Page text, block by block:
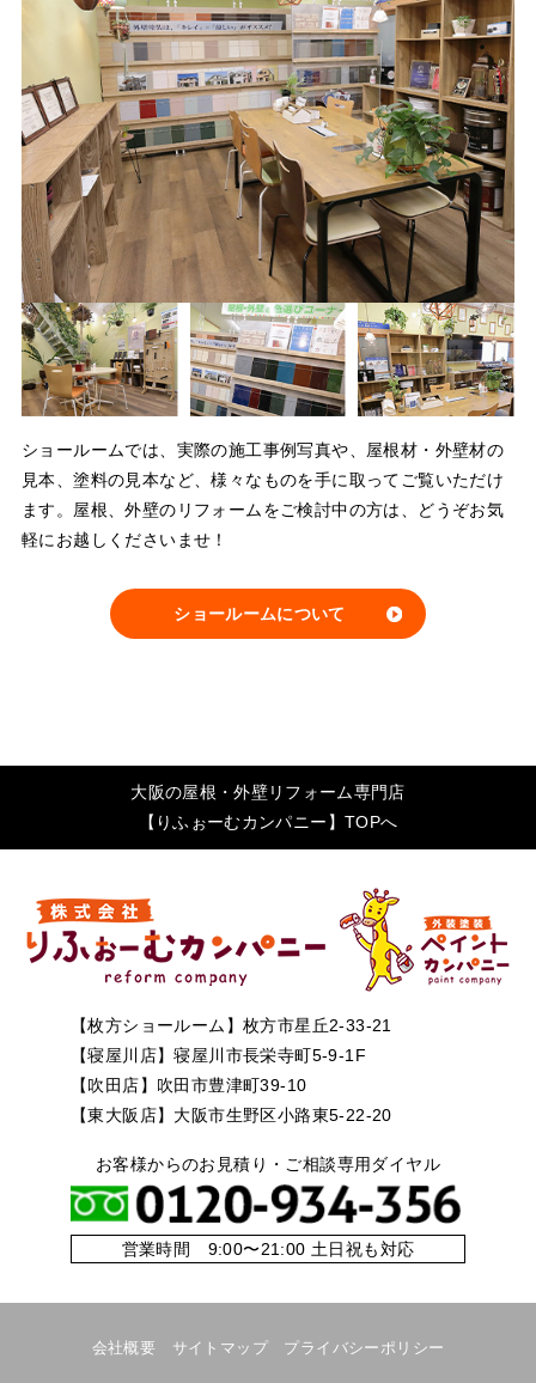
ショールームでは、実際の施工事例写真や、屋根材・外壁材の
見本、塗料の見本など、様々なものを手に取ってご覧いただけ
ます。屋根、外壁のリフォームをご検討中の方は、どうぞお気
軽にお越しくださいませ！
ショールームについて
大阪の屋根・外壁リフォーム専門店
【りふぉーむカンパニー】TOPへ
【枚方ショールーム】枚方市星丘2-33-21
【寝屋川店】寝屋川市長栄寺町5-9-1F
【吹田店】吹田市豊津町39-10
【東大阪店】大阪市生野区小路東5-22-20
お客様からのお見積り・ご相談専用ダイヤル
営業時間 9:00〜21:00 土日祝も対応
会社概要 サイトマップ プライバシーポリシー